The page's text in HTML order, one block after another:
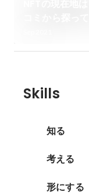
Skills
知る
考える
形にする